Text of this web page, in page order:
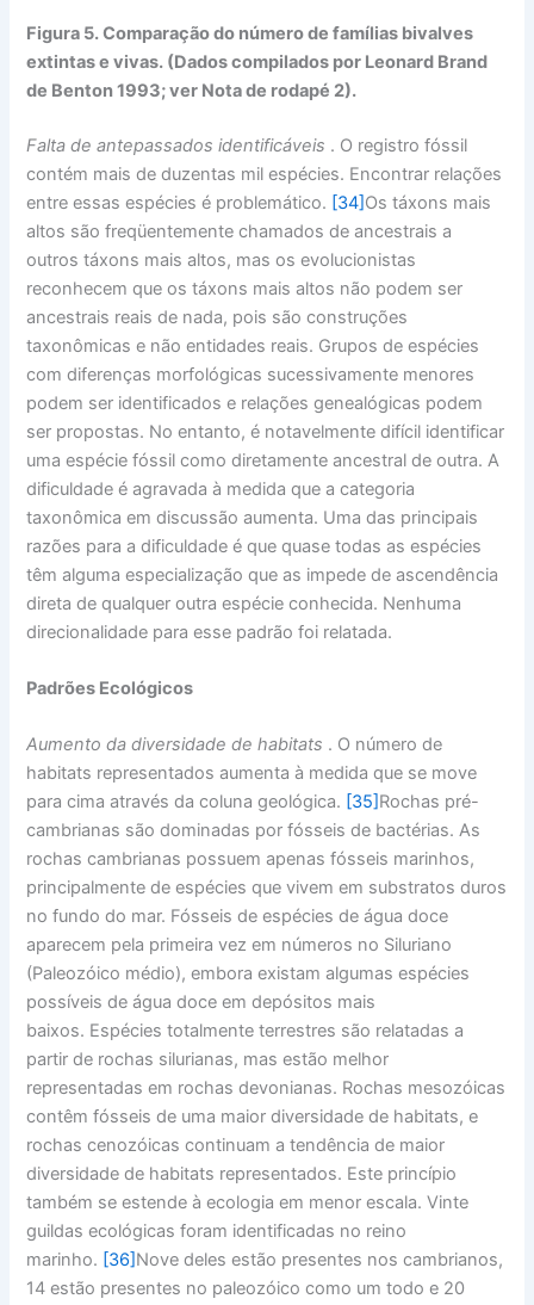
Figura 5. Comparação do número de famílias bivalves
extintas e vivas. (Dados compilados por Leonard Brand
de Benton 1993; ver Nota de rodapé 2).
Falta de antepassados ​​identificáveis . O registro fóssil
contém mais de duzentas mil espécies. Encontrar relações
entre essas espécies é problemático. [34]Os táxons mais
altos são freqüentemente chamados de ancestrais a
outros táxons mais altos, mas os evolucionistas
reconhecem que os táxons mais altos não podem ser
ancestrais reais de nada, pois são construções
taxonômicas e não entidades reais. Grupos de espécies
com diferenças morfológicas sucessivamente menores
podem ser identificados e relações genealógicas podem
ser propostas. No entanto, é notavelmente difícil identificar
uma espécie fóssil como diretamente ancestral de outra. A
dificuldade é agravada à medida que a categoria
taxonômica em discussão aumenta. Uma das principais
razões para a dificuldade é que quase todas as espécies
têm alguma especialização que as impede de ascendência
direta de qualquer outra espécie conhecida. Nenhuma
direcionalidade para esse padrão foi relatada.
Padrões Ecológicos
Aumento da diversidade de habitats . O número de
habitats representados aumenta à medida que se move
para cima através da coluna geológica. [35] Rochas pré-
cambrianas são dominadas por fósseis de bactérias. As
rochas cambrianas possuem apenas fósseis marinhos,
principalmente de espécies que vivem em substratos duros
no fundo do mar. Fósseis de espécies de água doce
aparecem pela primeira vez em números no Siluriano
(Paleozóico médio), embora existam algumas espécies
possíveis de água doce em depósitos mais
baixos. Espécies totalmente terrestres são relatadas a
partir de rochas silurianas, mas estão melhor
representadas em rochas devonianas. Rochas mesozóicas
contêm fósseis de uma maior diversidade de habitats, e
rochas cenozóicas continuam a tendência de maior
diversidade de habitats representados. Este princípio
também se estende à ecologia em menor escala. Vinte
guildas ecológicas foram identificadas no reino
marinho. [36] Nove deles estão presentes nos cambrianos,
14 estão presentes no paleozóico como um todo e 20